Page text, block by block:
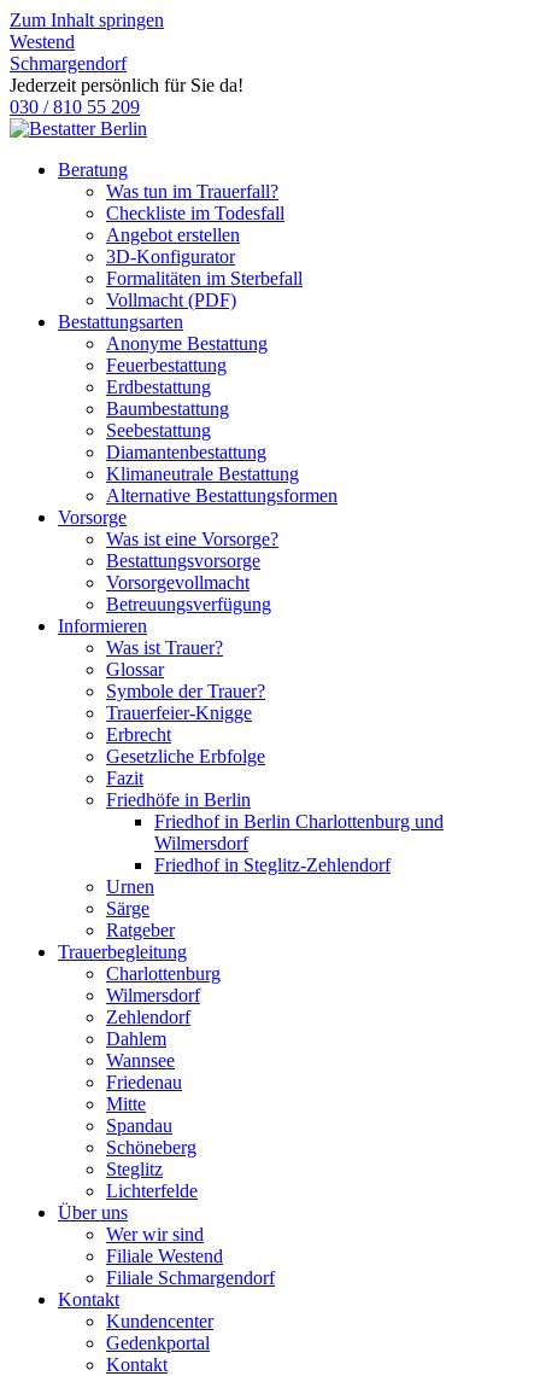
Zum Inhalt springen
Westend
Schmargendorf
Jederzeit persönlich für Sie da!
030 / 810 55 209
Beratung
Was tun im Trauerfall?
Checkliste im Todesfall
Angebot erstellen
3D-Konfigurator
Formalitäten im Sterbefall
Vollmacht (PDF)
Bestattungsarten
Anonyme Bestattung
Feuerbestattung
Erdbestattung
Baumbestattung
Seebestattung
Diamantenbestattung
Klimaneutrale Bestattung
Alternative Bestattungsformen
Vorsorge
Was ist eine Vorsorge?
Bestattungsvorsorge
Vorsorgevollmacht
Betreuungsverfügung
Informieren
Was ist Trauer?
Glossar
Symbole der Trauer?
Trauerfeier-Knigge
Erbrecht
Gesetzliche Erbfolge
Fazit
Friedhöfe in Berlin
Friedhof in Berlin Charlottenburg und
Wilmersdorf
Friedhof in Steglitz-Zehlendorf
Urnen
Särge
Ratgeber
Trauerbegleitung
Charlottenburg
Wilmersdorf
Zehlendorf
Dahlem
Wannsee
Friedenau
Mitte
Spandau
Schöneberg
Steglitz
Lichterfelde
Über uns
Wer wir sind
Filiale Westend
Filiale Schmargendorf
Kontakt
Kundencenter
Gedenkportal
Kontakt